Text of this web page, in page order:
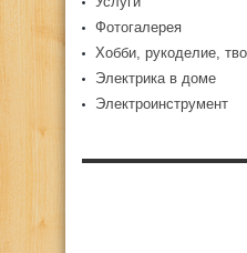
Фотогалерея
Хобби, рукоделие,
Электрика в доме
Электроинструмент